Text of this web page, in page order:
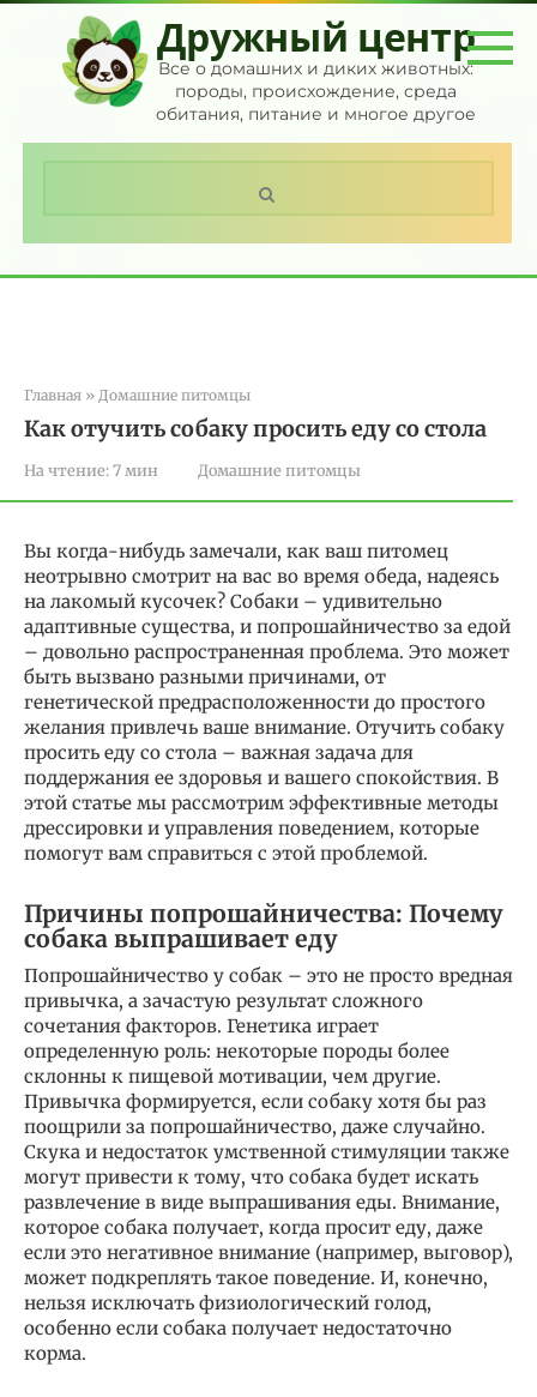
Перейти
контенту
Дружный центр
Все о домашних и диких животных:
породы, происхождение, среда
обитания, питание и многое другое
Главная » Домашние питомцы
Как отучить собаку просить еду со стола
На чтение:7 мин Домашние питомцы
Вы когда-нибудь замечали, как ваш питомец
неотрывно смотрит на вас во время обеда, надеясь
на лакомый кусочек? Собаки – удивительно
адаптивные существа, и попрошайничество за едой
– довольно распространенная проблема. Это может
быть вызвано разными причинами, от
генетической предрасположенности до простого
желания привлечь ваше внимание. Отучить собаку
просить еду со стола – важная задача для
поддержания ее здоровья и вашего спокойствия. В
этой статье мы рассмотрим эффективные методы
дрессировки и управления поведением, которые
помогут вам справиться с этой проблемой.
Причины попрошайничества: Почему
собака выпрашивает еду
Попрошайничество у собак – это не просто вредная
привычка, а зачастую результат сложного
сочетания факторов. Генетика играет
определенную роль: некоторые породы более
склонны к пищевой мотивации, чем другие.
Привычка формируется, если собаку хотя бы раз
поощрили за попрошайничество, даже случайно.
Скука и недостаток умственной стимуляции также
могут привести к тому, что собака будет искать
развлечение в виде выпрашивания еды. Внимание,
которое собака получает, когда просит еду, даже
если это негативное внимание (например, выговор),
может подкреплять такое поведение. И, конечно,
нельзя исключать физиологический голод,
особенно если собака получает недостаточно
корма.